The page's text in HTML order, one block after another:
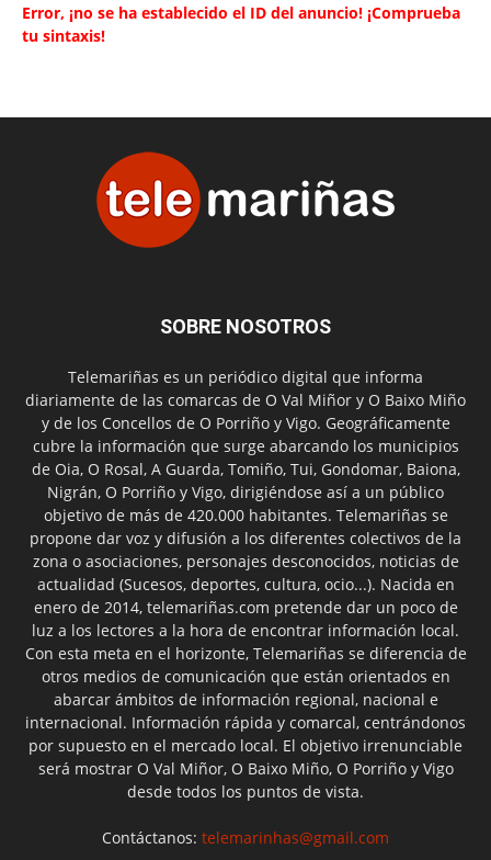
Error, ¡no se ha establecido el ID del anuncio! ¡Comprueba
tu sintaxis!
SOBRE NOSOTROS
Telemariñas es un periódico digital que informa
diariamente de las comarcas de O Val Miñor y O Baixo Miño
y de los Concellos de O Porriño y Vigo. Geográficamente
cubre la información que surge abarcando los municipios
de Oia, O Rosal, A Guarda, Tomiño, Tui, Gondomar, Baiona,
Nigrán, O Porriño y Vigo, dirigiéndose así a un público
objetivo de más de 420.000 habitantes. Telemariñas se
propone dar voz y difusión a los diferentes colectivos de la
zona o asociaciones, personajes desconocidos, noticias de
actualidad (Sucesos, deportes, cultura, ocio...). Nacida en
enero de 2014, telemariñas.com pretende dar un poco de
luz a los lectores a la hora de encontrar información local.
Con esta meta en el horizonte, Telemariñas se diferencia de
otros medios de comunicación que están orientados en
abarcar ámbitos de información regional, nacional e
internacional. Información rápida y comarcal, centrándonos
por supuesto en el mercado local. El objetivo irrenunciable
será mostrar O Val Miñor, O Baixo Miño, O Porriño y Vigo
desde todos los puntos de vista.
Contáctanos: telemarinhas@gmail.com